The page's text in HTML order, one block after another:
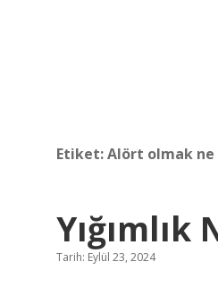
Etiket:Alört olmak ne
Yığımlık
Tarih: Eylül 23, 2024